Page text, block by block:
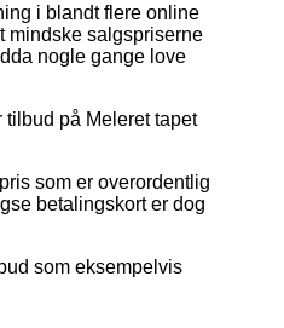
i blandt flere online
mindske salgspriserne
nogle gange love
på Meleret tapet
som er overordentlig
betalingskort er dog
som eksempelvis